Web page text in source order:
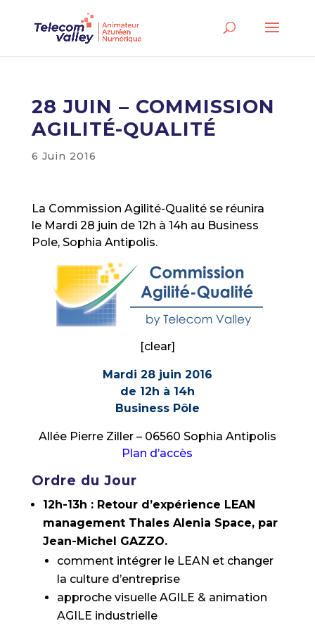
28 JUIN – COMMISSION
AGILITÉ-QUALITÉ
6 Juin 2016
La Commission Agilité-Qualité se réunira
le Mardi 28 juin de 12h à 14h au Business
Pole, Sophia Antipolis.
[clear]
Mardi 28 juin 2016
de 12h à 14h
Business Pôle
Allée Pierre Ziller – 06560 Sophia Antipolis
Plan d’accès
Ordre du Jour
12h-13h : Retour d’expérience LEAN
management Thales Alenia Space, par
Jean-Michel GAZZO.
comment intégrer le LEAN et changer
la culture d’entreprise
approche visuelle AGILE & animation
AGILE industrielle